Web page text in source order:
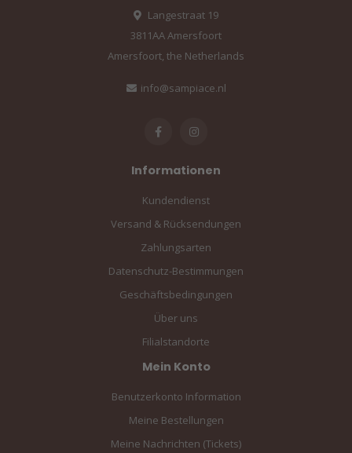
Langestraat 19
3811AA Amersfoort
Amersfoort, the Netherlands
info@sampiace.nl
Informationen
Kundendienst
Versand & Rücksendungen
Zahlungsarten
Datenschutz-Bestimmungen
Geschäftsbedingungen
Über uns
Filialstandorte
Mein Konto
Benutzerkonto Information
Meine Bestellungen
Meine Nachrichten (Tickets)